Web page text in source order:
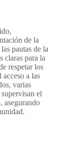
de la
pautas de la
claras para la
respetar los
acceso a las
varias
el
asegurando